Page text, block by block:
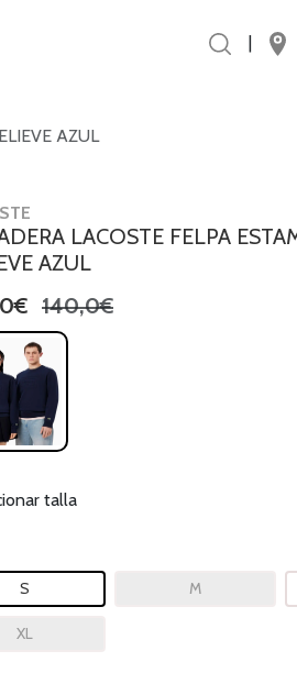
|
AZUL
LACOSTE FELPA
AZUL
140,0€
talla
S M
XL